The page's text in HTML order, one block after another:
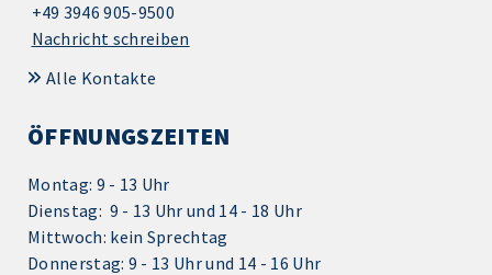
+49 3946 905-9500
Nachricht schreiben
Alle Kontakte
ÖFFNUNGSZEITEN
Montag: 9 - 13 Uhr
Dienstag: 9 - 13 Uhr und 14 - 18 Uhr
Mittwoch: kein Sprechtag
Donnerstag: 9 - 13 Uhr und 14 - 16 Uhr